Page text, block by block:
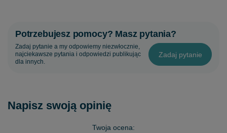
Potrzebujesz pomocy? Masz pytania?
Zadaj pytanie a my odpowiemy niezwłocznie,
najciekawsze pytania i odpowiedzi publikując
dla innych.
Zadaj pytanie
Napisz swoją opinię
Twoja ocena: